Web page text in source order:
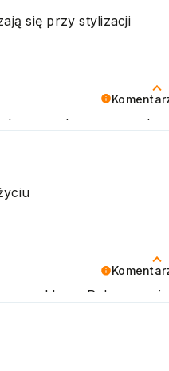
do ponownych
się przy stylizacji
sklepu. Polecamy się